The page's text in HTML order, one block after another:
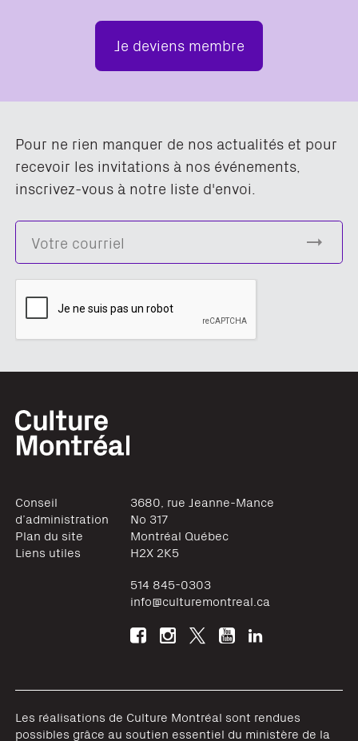
Je deviens membre
Pour ne rien manquer de nos actualités et pour
recevoir les invitations à nos événements,
inscrivez-vous à notre liste d'envoi.
Conseil
d’administration
Plan du site
Liens utiles
3680, rue Jeanne-Mance
No 317
Montréal Québec
H2X 2K5
514 845-0303
info@culturemontreal.ca
Les réalisations de Culture Montréal sont rendues
possibles grâce au soutien essentiel du ministère de la